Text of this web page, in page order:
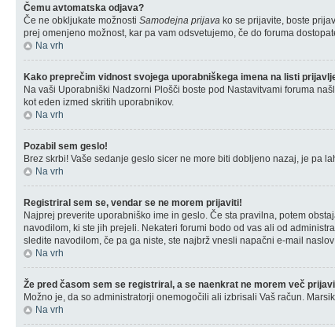
Čemu avtomatska odjava?
Če ne obkljukate možnosti Samodejna prijava ko se prijavite, boste
prej omenjeno možnost, kar pa vam odsvetujemo, če do foruma
Na vrh
Kako preprečim vidnost svojega uporabniškega imena na listi
Na vaši Uporabniški Nadzorni Plošči boste pod Nastavitvami foruma
kot eden izmed skritih uporabnikov.
Na vrh
Pozabil sem geslo!
Brez skrbi! Vaše sedanje geslo sicer ne more biti dobljeno nazaj, je pa
Na vrh
Registriral sem se, vendar se ne morem prijaviti!
Najprej preverite uporabniško ime in geslo. Če sta pravilna, potem
navodilom, ki ste jih prejeli. Nekateri forumi bodo od vas ali od
sledite navodilom, če pa ga niste, ste najbrž vnesli napačni e-mail
Na vrh
Že pred časom sem se registriral, a se naenkrat ne morem več
Možno je, da so administratorji onemogočili ali izbrisali Vaš račun.
Na vrh